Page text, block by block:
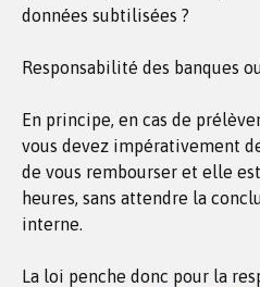
données subtilisées ?
Responsabilité des banques
En principe, en cas de
vous devez impérativement
de vous rembourser et elle
heures, sans attendre la
interne.
La loi penche donc pour la